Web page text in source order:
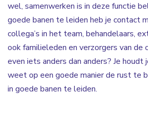
wel, samenwerken is in deze functie
goede banen te leiden heb je contact
collega’s in het team, behandelaars,
ook familieleden en verzorgers van de
even iets anders dan anders? Je houdt
weet op een goede manier de rust te
in goede banen te leiden.